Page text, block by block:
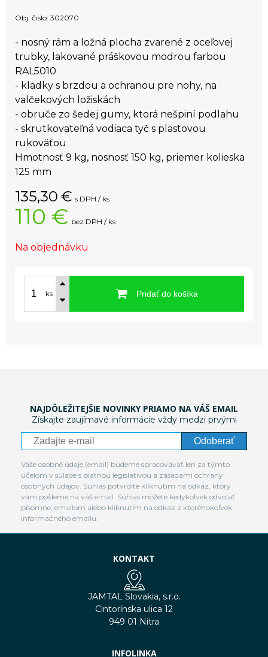
Obj. čislo: 302070
- nosný rám a ložná plocha zvarené z oceľovej
trubky, lakované práškovou modrou farbou
RAL5010
- kladky s brzdou a ochranou pre nohy, na
valčekových ložiskách
- obruče zo šedej gumy, ktorá nešpiní podlahu
- skrutkovateľná vodiaca tyč s plastovou
rukoväťou
Hmotnosť 9 kg, nosnosť 150 kg, priemer kolieska
125 mm
135,30 € s DPH / ks
110 € bez DPH / ks
Na objednávku
ks Pridať do košíka
NAJDÔLEŽITEJŠIE NOVINKY PRIAMO NA VÁŠ EMAIL
Získajte zaujímavé informácie vždy medzi prvými
Odoberať
Vaše osobné údaje (email) budeme spracovávať len za týmto
účelom v súlade s platnou legislatívou a zásadami ochrany
osobných údajov. Súhlas potvrdíte kliknutím na odkaz, ktorý
vám pošleme na váš email. Súhlas môžete kedykoľvek odvolať
písomne, emailom alebo kliknutím na odkaz z ktoréhokoľvek
informačného emailu.
KONTAKT
JAMTAL Slovakia, s.r.o.
Cintorínska ulica 12
949 01 Nitra
INFOLINKA